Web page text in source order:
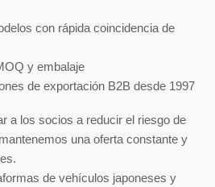
con rápida coincidencia de
y embalaje
de exportación B2B desde 1997
a los socios a reducir el riesgo de
una oferta constante y
de vehículos japoneses y